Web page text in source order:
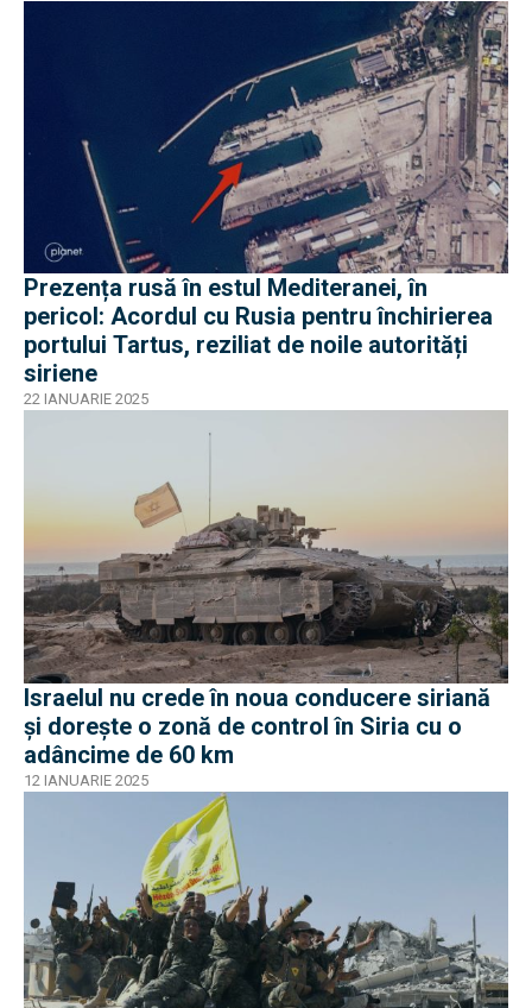
Prezența rusă în estul Mediteranei, în
pericol: Acordul cu Rusia pentru închirierea
portului Tartus, reziliat de noile autorități
siriene
22 IANUARIE 2025
Israelul nu crede în noua conducere siriană
și dorește o zonă de control în Siria cu o
adâncime de 60 km
12 IANUARIE 2025